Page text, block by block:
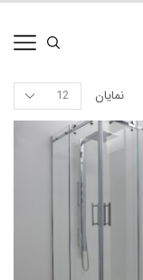
نمایان